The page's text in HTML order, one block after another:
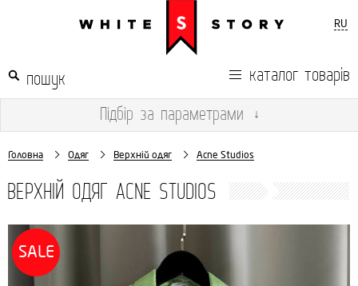
RU
каталог товарів
Підбір за параметрами ↓
Головна Одяг Верхній одяг Acne Studios
ВЕРХНІЙ ОДЯГ ACNE STUDIOS
SALE